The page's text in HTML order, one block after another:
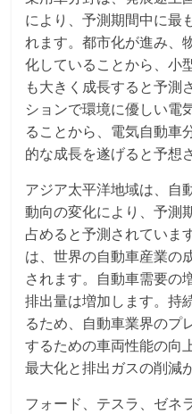
により、予測期間中に最
れます。都市化が進み、
化していることから、小
も大きく成長すると予測
ションで環境に優しい電
ることから、電気自動車
的な成長を遂げると予想
アジア太平洋地域は、自
動向の変化により、予測
占めると予測されていま
は、世界の自動車産業の
されます。自動車需要の
排出量は増加します。持
るため、自動車業界のプ
するための車両性能の向
最大化と排出ガスの削減
フォード、テスラ、ゼネ